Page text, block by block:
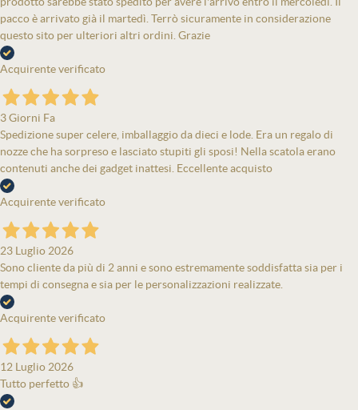
pacco è arrivato già il martedì. Terrò sicuramente in considerazione
questo sito per ulteriori altri ordini. Grazie
Acquirente verificato
3 Giorni Fa
Spedizione super celere, imballaggio da dieci e lode. Era un regalo di
nozze che ha sorpreso e lasciato stupiti gli sposi! Nella scatola erano
contenuti anche dei gadget inattesi. Eccellente acquisto
Acquirente verificato
23 Luglio 2026
Sono cliente da più di 2 anni e sono estremamente soddisfatta sia per i
tempi di consegna e sia per le personalizzazioni realizzate.
Acquirente verificato
12 Luglio 2026
Tutto perfetto 👍